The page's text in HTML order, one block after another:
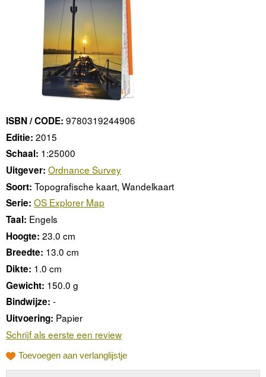
ISBN / CODE: 9780319244906
Editie: 2015
Schaal: 1:25000
Uitgever: Ordnance Survey
Soort: Topografische kaart, Wandelkaart
Serie: OS Explorer Map
Taal: Engels
Hoogte: 23.0 cm
Breedte: 13.0 cm
Dikte: 1.0 cm
Gewicht: 150.0 g
Bindwijze: -
Uitvoering: Papier
Schrijf als eerste een review
Toevoegen aan verlanglijstje